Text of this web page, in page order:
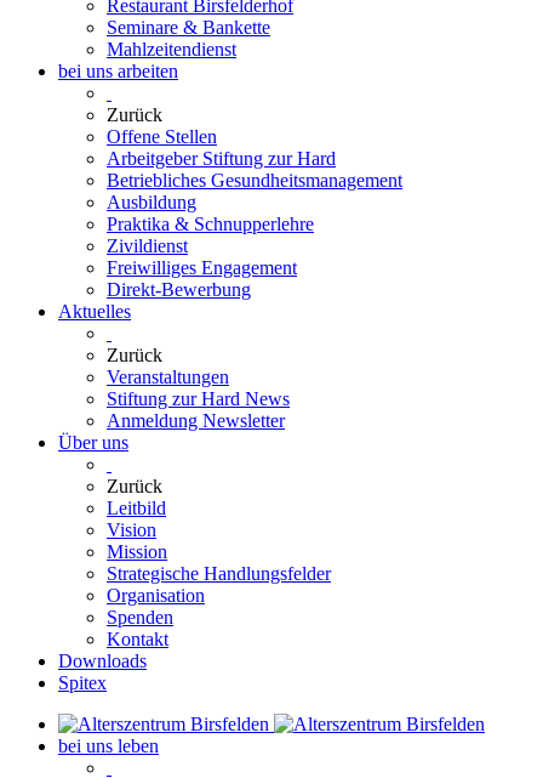
Restaurant Birsfelderhof
Seminare & Bankette
Mahlzeitendienst
bei uns arbeiten
Zurück
Offene Stellen
Arbeitgeber Stiftung zur Hard
Betriebliches Gesundheitsmanagement
Ausbildung
Praktika & Schnupperlehre
Zivildienst
Freiwilliges Engagement
Direkt-Bewerbung
Aktuelles
Zurück
Veranstaltungen
Stiftung zur Hard News
Anmeldung Newsletter
Über uns
Zurück
Leitbild
Vision
Mission
Strategische Handlungsfelder
Organisation
Spenden
Kontakt
Downloads
Spitex
bei uns leben